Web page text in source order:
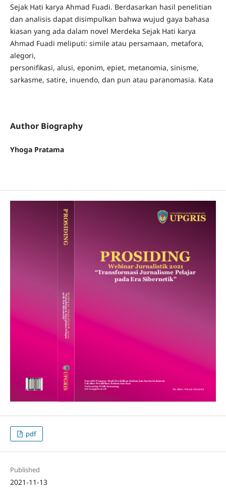
Sejak Hati karya Ahmad Fuadi. Berdasarkan hasil penelitian
dan analisis dapat disimpulkan bahwa wujud gaya bahasa
kiasan yang ada dalam novel Merdeka Sejak Hati karya
Ahmad Fuadi meliputi: simile atau persamaan, metafora,
alegori,
personiﬁkasi, alusi, eponim, epiet, metanomia, sinisme,
sarkasme, satire, inuendo, dan pun atau paranomasia. Kata
Author Biography
Yhoga Pratama
pdf
Published
2021-11-13